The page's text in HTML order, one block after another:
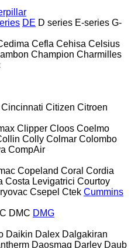
DE D series E-series G-
Cefla Cehisa Celsius
Champion Charmilles
Cincinnati Citizen Citroen
Clipper Cloos Coelmo
Colly Colmar Colombo
CompAir
Copeland Coral Cordia
Costa Levigatrici Courtoy
Csepel Ctek Cummins
DMC DMG
Daikin Dalex Dalgakiran
Daosmaq Darley Daub